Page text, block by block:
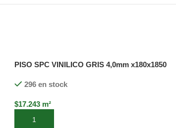
PISO SPC VINILICO GRIS 4,0mm x180x1850
296 en stock
$17.243 m²
Añadir al carrito